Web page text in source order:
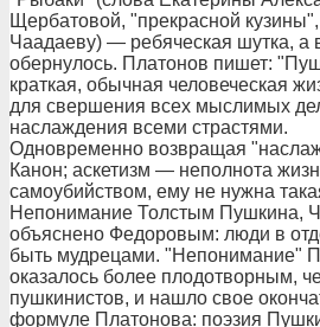
Щербатовой, "прекрасной
Чаадаеву) — ребяческая шутка, а
обернулось. Платонов пишет:
краткая, обычная человеческая
для свершения всех мыслимых
наслаждения всеми страстями.
Одновременно возвращая
Канон; аскетизм — неполнота
самоубийством, ему не нужна
Непонимание Толстым Пушкина,
объяснено Федоровым: люди в
быть мудрецами. "Непонимание"
оказалось более плодотворным,
пушкинистов, и нашло свое
формуле Платонова: поэзия